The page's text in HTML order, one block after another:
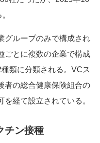
ループのみで構成され
ごとに複数の企業で構成
類に分類される。VCス
者の総合健康保険組合の
経て設立されている。
チン接種